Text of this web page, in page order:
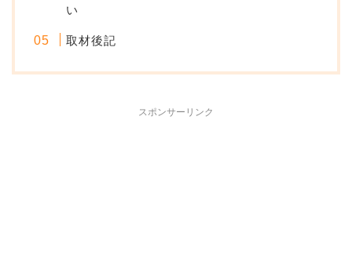
い
取材後記
スポンサーリンク